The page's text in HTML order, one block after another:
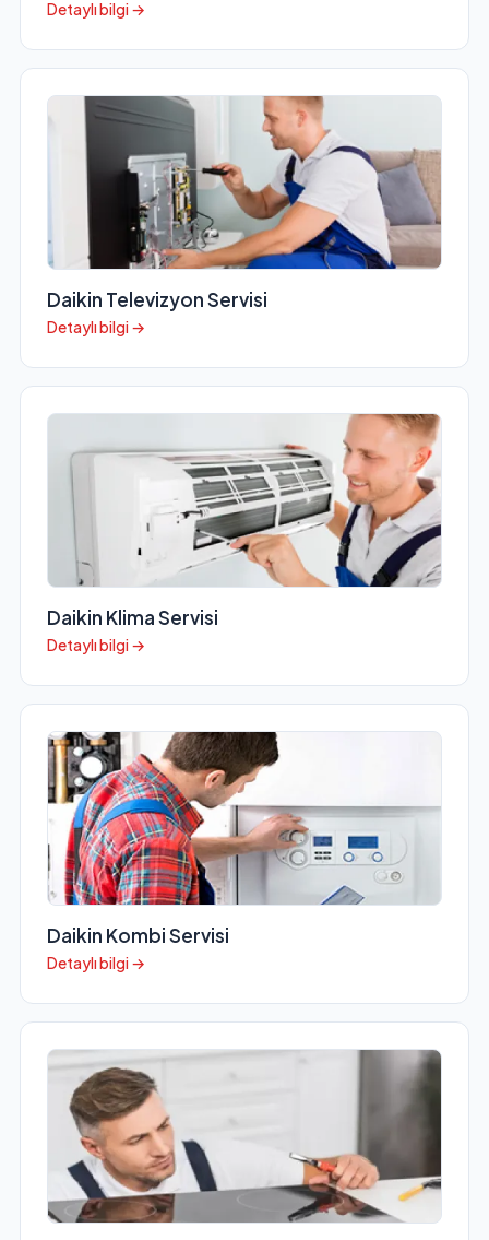
Detaylı bilgi →
Daikin Televizyon Servisi
Detaylı bilgi →
Daikin Klima Servisi
Detaylı bilgi →
Daikin Kombi Servisi
Detaylı bilgi →